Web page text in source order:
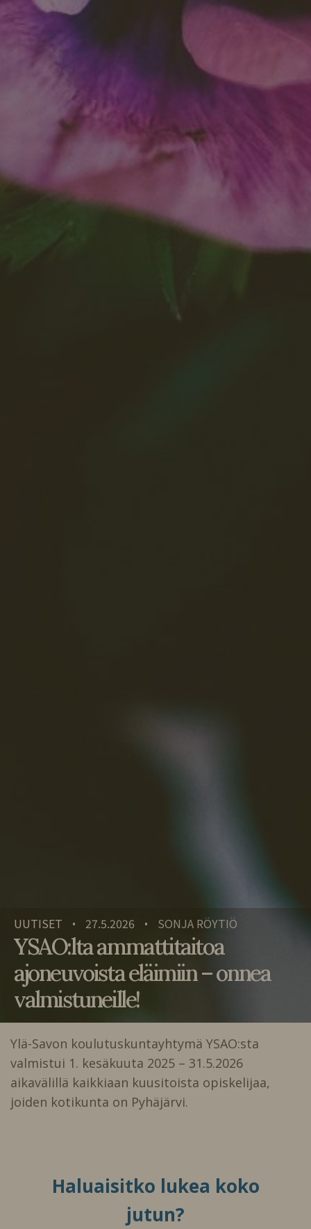
UUTISET • 27.5.2026 • SONJA RÖYTIÖ
YSAO:lta ammattitaitoa
ajoneuvoista eläimiin – onnea
valmistuneille!
Ylä-Savon koulutuskuntayhtymä YSAO:sta
valmistui 1. kesäkuuta 2025 – 31.5.2026
aikavälillä kaikkiaan kuusitoista opiskelijaa,
joiden kotikunta on Pyhäjärvi.
Haluaisitko lukea koko
jutun?